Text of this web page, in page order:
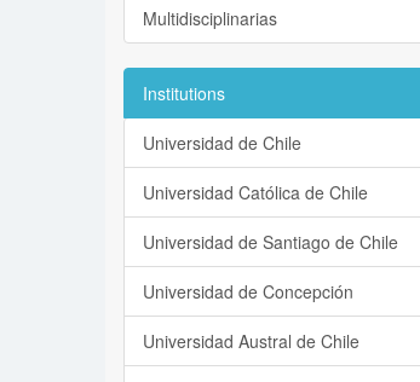
Multidisciplinarias
Institutions
Universidad de Chile
Universidad Católica de Chile
Universidad de Santiago de Chile
Universidad de Concepción
Universidad Austral de Chile